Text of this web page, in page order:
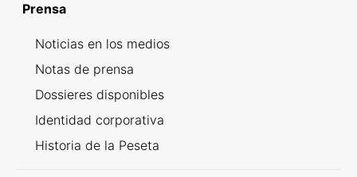
Prensa
Noticias en los medios
Notas de prensa
Dossieres disponibles
Identidad corporativa
Historia de la Peseta